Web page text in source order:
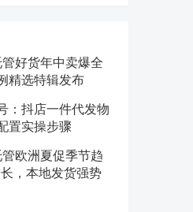
好货年中卖爆全
精选特辑发布
：抖店一件代发物
置实操步骤
欧洲夏促季节趋
，本地发货强势